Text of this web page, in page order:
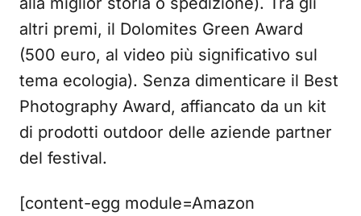
altri premi, il Dolomites Green Award
(500 euro, al video più significativo sul
tema ecologia). Senza dimenticare il Best
Photography Award, affiancato da un kit
di prodotti outdoor delle aziende partner
del festival.
[content-egg module=Amazon